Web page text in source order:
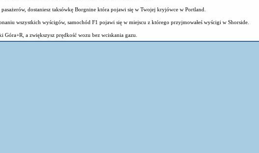
dostaniesz taksówkę Borgnine która pojawi się w Twojej kryjówce w Portland.
wszystkich wyścigów, samochód F1 pojawi się w miejscu z którego przyjmowałeś wyścigi w Shorside.
Góra+R, a zwiększysz prędkość wozu bez wciskania gazu.